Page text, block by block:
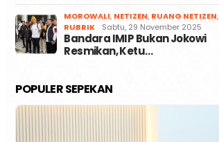
MOROWALI, NETIZEN, RUANG NETIZEN,
RUBRIK
Sabtu, 29 November 2025
Bandara IMIP Bukan Jokowi
Resmikan, Ketu…
POPULER SEPEKAN